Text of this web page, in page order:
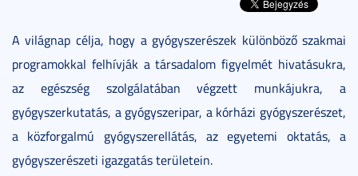
A világnap célja, hogy a gyógyszerészek különböző szakmai
programokkal felhívják a társadalom figyelmét hivatásukra,
az egészség szolgálatában végzett munkájukra, a
gyógyszerkutatás, a gyógyszeripar, a kórházi gyógyszerészet,
a közforgalmú gyógyszerellátás, az egyetemi oktatás, a
gyógyszerészeti igazgatás területein.